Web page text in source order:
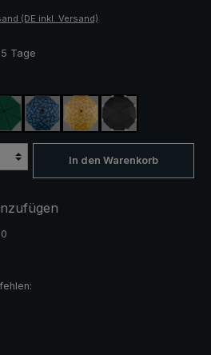
(DE inkl. Versand)
Tage
dunkelgrünblau / grün kariert
gelb / orange kariert
schwarz, mit
In den Warenkorb